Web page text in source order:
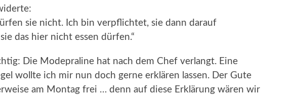
sie nicht. Ich bin verpflichtet, sie dann darauf
das hier nicht essen dürfen.“
Die Modepraline hat nach dem Chef verlangt. Eine
wollte ich mir nun doch gerne erklären lassen. Der Gute
am Montag frei … denn auf diese Erklärung wären wir